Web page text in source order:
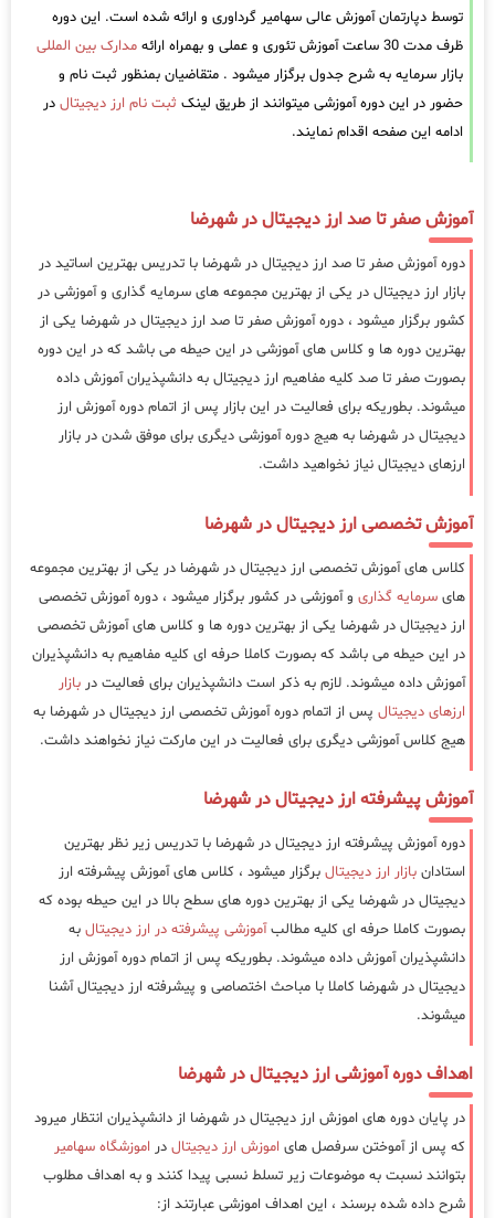
توسط دپارتمان آموزش عالی سهامیر گرداوری و ارائه شده است. این دوره
ظرف مدت 30 ساعت آموزش تئوری و عملی و بهمراه ارائه
مدارک بین المللی
بازار سرمایه به شرح جدول برگزار میشود . متقاضیان بمنظور ثبت نام و
حضور در این دوره آموزشی میتوانند از طریق لینک ثبت نام ارز دیجیتال در
ادامه این صفحه اقدام نمایند.
آموزش صفر تا صد ارز دیجیتال در شهرضا
دوره آموزش صفر تا صد ارز دیجیتال در شهرضا با تدریس بهترین اساتید در
بازار ارز دیجیتال در یکی از بهترین مجموعه های سرمایه گذاری و آموزشی در
کشور برگزار میشود ، دوره آموزش صفر تا صد ارز دیجیتال در شهرضا یکی از
بهترین دوره ها و کلاس های آموزشی در این حیطه می باشد که در این دوره
بصورت صفر تا صد کلیه مفاهیم ارز دیجیتال به دانشپذیران آموزش داده
میشوند. بطوریکه برای فعالیت در این بازار پس از اتمام دوره آموزش ارز
دیجیتال در شهرضا به هیج دوره آموزشی دیگری برای موفق شدن در بازار
ارزهای دیجیتال نیاز نخواهید داشت.
آموزش تخصصی ارز دیجیتال در شهرضا
کلاس های آموزش تخصصی ارز دیجیتال در شهرضا در یکی از بهترین مجموعه
های سرمایه گذاری و آموزشی در کشور برگزار میشود ، دوره آموزش تخصصی
ارز دیجیتال در شهرضا یکی از بهترین دوره ها و کلاس های آموزش تخصصی
در این حیطه می باشد که بصورت کاملا حرفه ای کلیه مفاهیم به دانشپذیران
آموزش داده میشوند. لازم به ذکر است دانشپذیران برای فعالیت در بازار
ارزهای دیجیتال پس از اتمام دوره آموزش تخصصی ارز دیجیتال در شهرضا به
هیج کلاس آموزشی دیگری برای فعالیت در این مارکت نیاز نخواهند داشت.
آموزش پیشرفته ارز دیجیتال در شهرضا
دوره آموزش پیشرفته ارز دیجیتال در شهرضا با تدریس زیر نظر بهترین
استادان بازار ارز دیجیتال برگزار میشود ، کلاس های آموزش پیشرفته ارز
دیجیتال در شهرضا یکی از بهترین دوره های سطح بالا در این حیطه بوده که
بصورت کاملا حرفه ای کلیه مطالبآموزشی پیشرفته در ارز دیجیتال به
دانشپذیران آموزش داده میشوند. بطوریکه پس از اتمام دوره آموزش ارز
دیجیتال در شهرضا کاملا با مباحث اختصاصی و پیشرفته ارز دیجیتال آشنا
میشوند.
اهداف دوره آموزشی ارز دیجیتال در شهرضا
در پایان دوره های اموزش ارز دیجیتال در شهرضا از دانشپذیران انتظار میرود
که پس از آموختن سرفصل های اموزش ارز دیجیتال در اموزشگاه سهامیر
بتوانند نسبت به موضوعات زیر تسلط نسبی پیدا کنند و به اهداف مطلوب
شرح داده شده برسند ، این اهداف اموزشی عبارتند از: